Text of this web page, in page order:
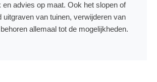
en advies op maat. Ook het slopen of
uitgraven van tuinen, verwijderen van
allemaal tot de mogelijkheden.